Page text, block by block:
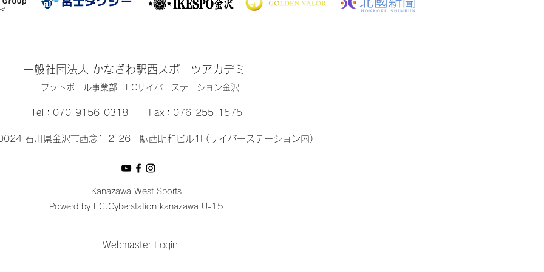
一般社団法人 かなざわ駅西スポーツアカデミー
​フットボール事業部 FCサイバーステーション金沢
Tel： 070-9156-0318 Fax：076-255-1575
石川県金沢市西念1-2-26 駅西明和ビル1F(サイバーステーション内)
Kanazawa West Sports
Powerd by FC.Cyberstation kanazawa U-15
Webmaster Login